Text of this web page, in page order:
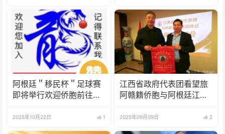
阿根廷＂移民杯＂足球赛
即将举行欢迎侨胞前往观
2025年10月22日 1
江西省政府代表团看望旅
阿赣籍侨胞与阿根廷江西
2025年09月09日 2